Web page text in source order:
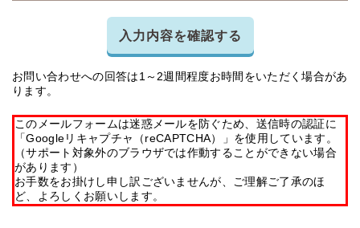
入力内容を確認する
お問い合わせへの回答は1～2週間程度お時間をいただく場合があ
ります。
このメールフォームは迷惑メールを防ぐため、送信時の認証に
「Googleリキャプチャ（reCAPTCHA）」を使用しています。
（サポート対象外のブラウザでは作動することができない場合
があります）
お手数をお掛けし申し訳ございませんが、ご理解ご了承のほ
ど、よろしくお願いします。